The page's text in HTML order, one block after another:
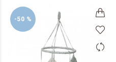
-50 %